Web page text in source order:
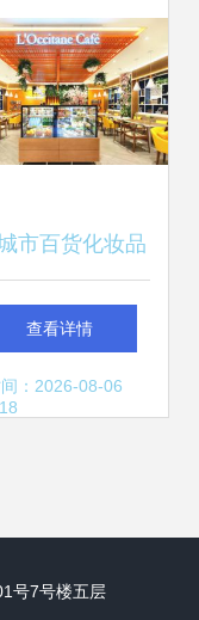
市百货化妆品
现回暖,哪个品
是最大赢家
查看详情
：2026-08-06
号7号楼五层